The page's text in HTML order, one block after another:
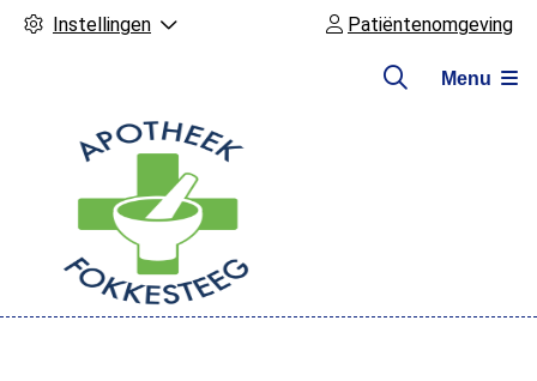
Instellingen Patiëntenomgeving
Menu